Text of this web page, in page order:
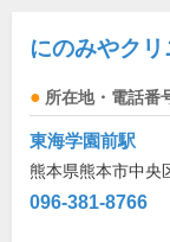
にのみやクリ
所在地・電話番
東海学園前駅
熊本県熊本市中央
096-381-8766